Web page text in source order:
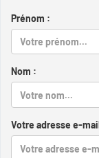
Prénom :
Nom :
Votre adresse e-